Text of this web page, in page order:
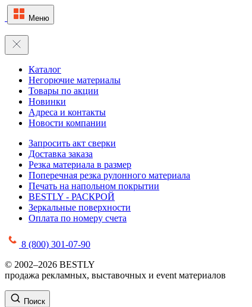
Меню
Каталог
Негорючие материалы
Товары по акции
Новинки
Адреса и контакты
Новости компании
Запросить акт сверки
Доставка заказа
Резка материала в размер
Поперечная резка рулонного материала
Печать на напольном покрытии
BESTLY - РАСКРОЙ
Зеркальные поверхности
Оплата по номеру счета
8 (800) 301-07-90
© 2002–2026 BESTLY
продажа рекламных, выставочных и event материалов
Поиск